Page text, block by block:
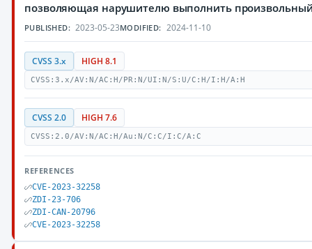
позволяющая нарушителю выполнить
PUBLISHED: 2023-05-23MODIFIED: 2024-11-10
CVSS 3.x HIGH 8.1
CVSS:3.x/AV:N/AC:H/PR:N/UI:N/S:U/C:H/I:H/A:H
CVSS 2.0 HIGH 7.6
CVSS:2.0/AV:N/AC:H/Au:N/C:C/I:C/A:C
REFERENCES
CVE-2023-32258
ZDI-23-706
ZDI-CAN-20796
CVE-2023-32258